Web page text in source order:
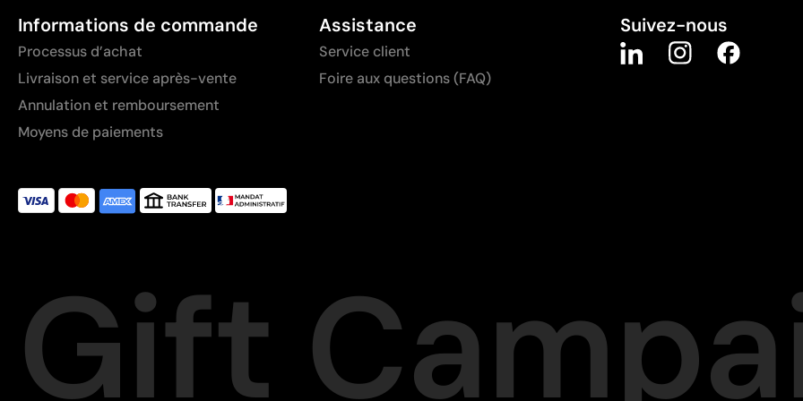
Informations de commande
Processus d’achat
Livraison et service après-vente
Annulation et remboursement
Moyens de paiements
Assistance
Service client
Foire aux questions (FAQ)
Suivez-nous
Gift